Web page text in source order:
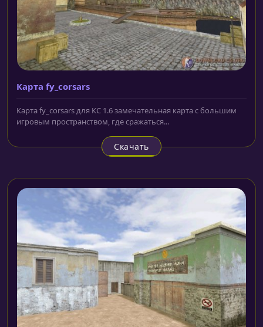
Карта fy_corsars
Карта fy_corsars для КС 1.6 замечательная карта с большим
игровым пространством, где сражаться...
Скачать